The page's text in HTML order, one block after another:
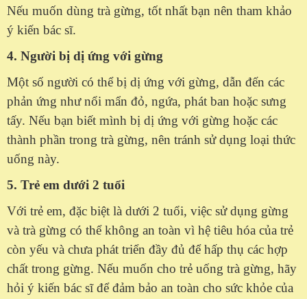
Nếu muốn dùng trà gừng, tốt nhất bạn nên tham khảo
ý kiến bác sĩ.
4. Người bị dị ứng với gừng
Một số người có thể bị dị ứng với gừng, dẫn đến các
phản ứng như nổi mẩn đỏ, ngứa, phát ban hoặc sưng
tấy. Nếu bạn biết mình bị dị ứng với gừng hoặc các
thành phần trong trà gừng, nên tránh sử dụng loại thức
uống này.
5. Trẻ em dưới 2 tuổi
Với trẻ em, đặc biệt là dưới 2 tuổi, việc sử dụng gừng
và trà gừng có thể không an toàn vì hệ tiêu hóa của trẻ
còn yếu và chưa phát triển đầy đủ để hấp thụ các hợp
chất trong gừng. Nếu muốn cho trẻ uống trà gừng, hãy
hỏi ý kiến bác sĩ để đảm bảo an toàn cho sức khỏe của